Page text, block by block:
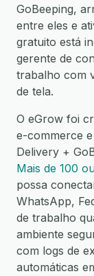
GoBeeping,
entre eles e
gratuito está
gerente de
trabalho com
de tela.
O eGrow foi
e-commerce
Delivery +
Mais de 100
possa
WhatsApp,
de trabalho
ambiente
com logs de
automáticas